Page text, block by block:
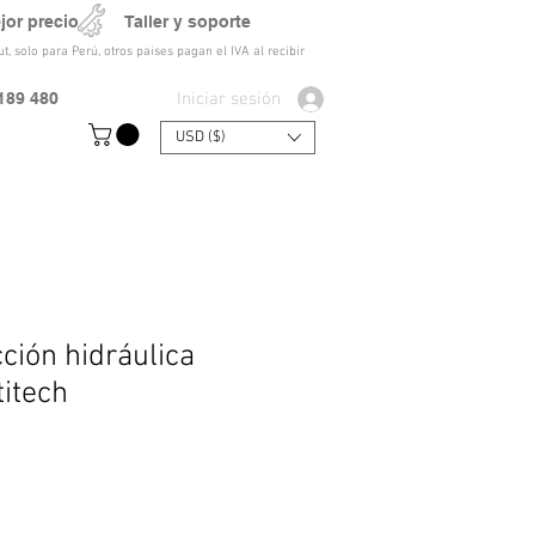
solo para Perú, otros paises pagan el IVA al recibir
Iniciar sesión
480
USD ($)
precio Taller y soporte
hidráulica